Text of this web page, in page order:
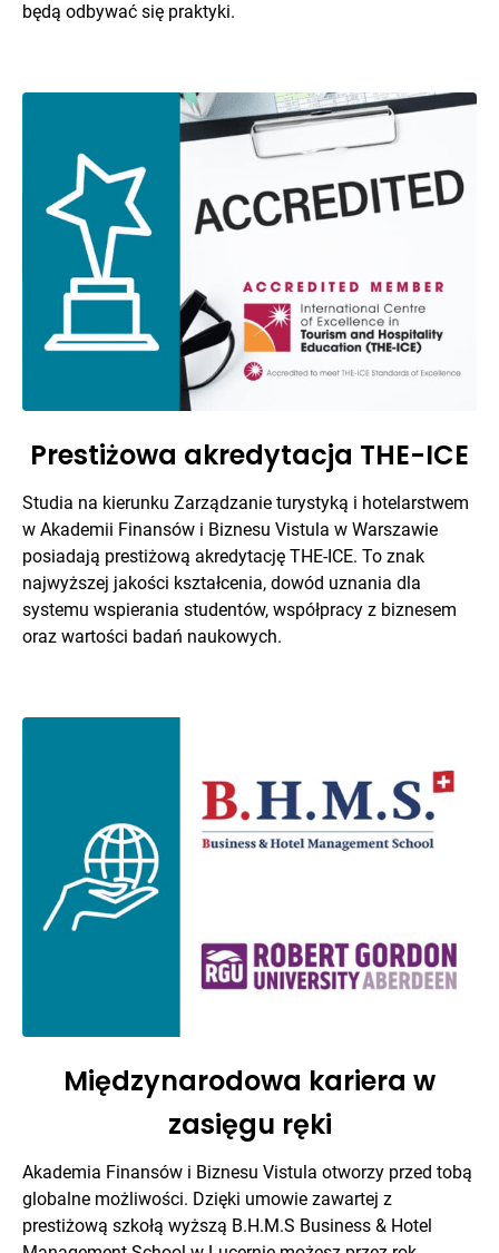
będą odbywać się praktyki.
Prestiżowa akredytacja THE-ICE
Studia na kierunku Zarządzanie turystyką i hotelarstwem
w Akademii Finansów i Biznesu Vistula w Warszawie
posiadają prestiżową akredytację THE-ICE. To znak
najwyższej jakości kształcenia, dowód uznania dla
systemu wspierania studentów, współpracy z biznesem
oraz wartości badań naukowych.
Międzynarodowa kariera w
zasięgu ręki
Akademia Finansów i Biznesu Vistula otworzy przed tobą
globalne możliwości. Dzięki umowie zawartej z
prestiżową szkołą wyższą B.H.M.S Business & Hotel